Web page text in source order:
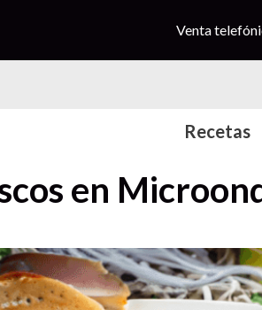
Venta
Recetas
en